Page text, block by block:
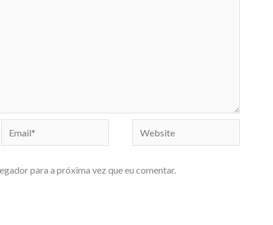
Email* Website
para a próxima vez que eu comentar.